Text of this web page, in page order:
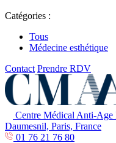
Catégories :
Tous
Médecine esthétique
Contact Prendre RDV
Centre Médical Anti-
Daumesnil, Paris, France
01 76 21 76 80